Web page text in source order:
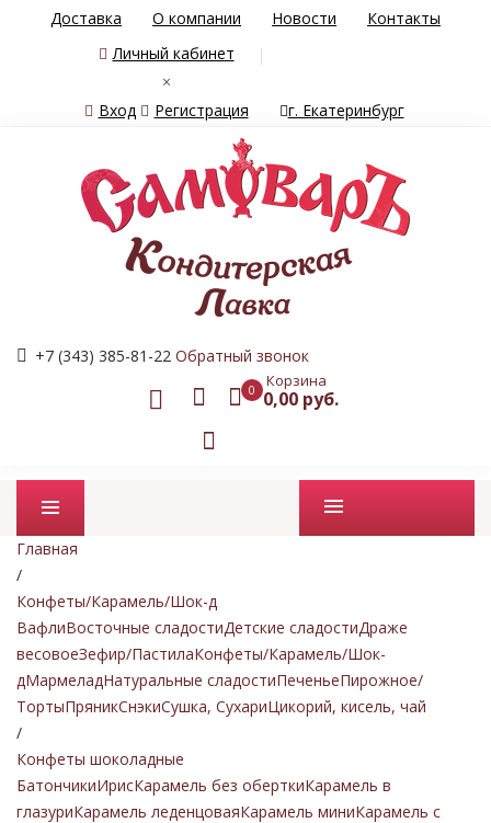
Доставка О компании Новости
Контакты
Личный кабинет
×
Вход
Регистрация г. Екатеринбург
+7 (343) 385-81-22 Обратный звонок
0 Корзина
0,00 руб.
Промо товары
Главная
/
Конфеты/Карамель/Шок-д
ВафлиВосточные сладостиДетские сладостиДраже
весовоеЗефир/ПастилаКонфеты/Карамель/Шок-
дМармеладНатуральные сладостиПеченьеПирожное/
ТортыПряникСнэкиСушка, СухариЦикорий, кисель, чай
/
Конфеты шоколадные
БатончикиИрисКарамель без оберткиКарамель в
глазуриКарамель леденцоваяКарамель миниКарамель с